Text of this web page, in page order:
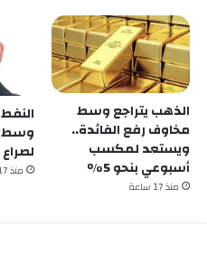
الذهب يتراجع وسط
مخاوف رفع الفائدة..
ويستعد لمكسب
أسبوعي بنحو 5%
منذ 17 ساعة
وسط
منذ 17 ساعة